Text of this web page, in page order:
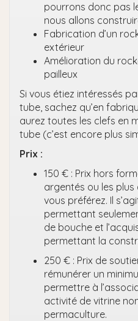
pourrons donc pas
nous allons
Fabrication d’un
extérieur
Amélioration du
pailleux
Si vous étiez intéressés
tube, sachez qu’en
aurez toutes les clefs en
tube (c’est encore plus
Prix :
150 € : Prix hors
argentés ou les plus
vous préférez. Il
permettant
de bouche et
permettant la
250 € : Prix de
rémunérer un
permettre à
activité de vitrine
permaculture.